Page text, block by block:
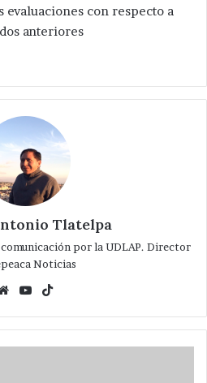
con respecto a
anteriores
Tlatelpa
por la UDLAP. Director
Noticias
WebsiteYouTube